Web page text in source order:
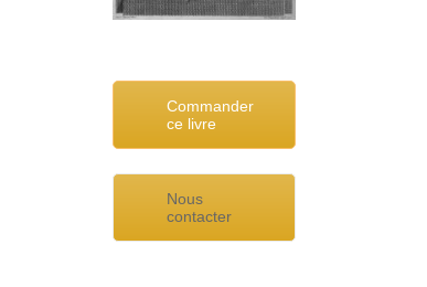
Commander
ce livre
Nous
contacter